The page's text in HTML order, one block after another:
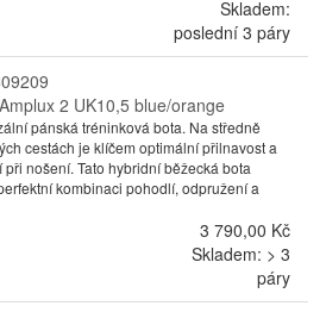
Skladem:
poslední 3 páry
2 UK10,5 blue/orange
pánská tréninková bota. Na středně
cestách je klíčem optimální přilnavost a
při nošení. Tato hybridní běžecká bota
kombinaci pohodlí, odpružení a
3 790,00 Kč
Skladem: > 3
páry